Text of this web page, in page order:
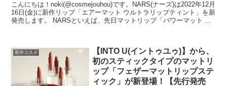
こんにちは！noki(@cosmejouhou)です。NARS(ナーズ)は2022年12月
16日(金)に新作リップ「エアーマット ウルトラリップティント」を新
発売します。 NARSといえば、先日マットリップ「パワーマット リ
新作コスメ
【INTO U(イントゥユゥ)】から、
初のスティックタイプのマットリ
ップ「フェザーマットリップステ
ィック」が新登場！【先行発売